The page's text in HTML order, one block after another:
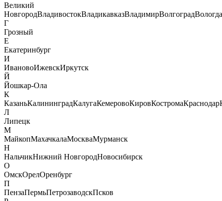
Великий
НовгородВладивостокВладикавказВладимирВолгоградВологда
Г
Грозный
Е
Екатеринбург
И
ИвановоИжевскИркутск
Й
Йошкар-Ола
К
КазаньКалининградКалугаКемеровоКировКостромаКраснодар
Л
Липецк
М
МайкопМахачкалаМоскваМурманск
Н
НальчикНижний НовгородНовосибирск
О
ОмскОрелОренбург
П
ПензаПермьПетрозаводскПсков